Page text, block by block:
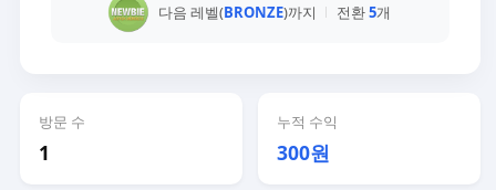
다음 레벨(BRONZE)까지 전환5개
방문 수
1
누적 수익
300원